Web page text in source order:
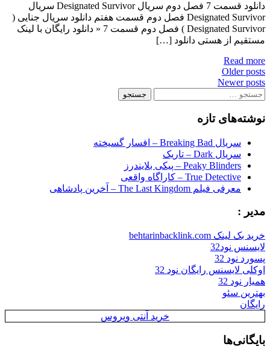
دانلود قسمت 7 فصل دوم سریال Designated Survivor سریال
Designated Survivor فصل دوم قسمت هفتم دانلود سریال جنایی (
Designated Survivor ) فصل دوم قسمت 7 « دانلود رایگان با لینک
مستقیم از هستی دانلود […]
Read more
Posts
navigation
Older posts
Newer posts
جستجو
نوشته‌های تازه
سریال Breaking Bad – افسار گسیخته
سریال Dark – تاریک
Peaky Blinders – پیکی بلایندرز
True Detective – کاراگاه واقعی
معرفی فیلم The Last Kingdom – آخرین پادشاهی
مدیر :
خرید بک لینک behtarinbacklink.com
لایسنس نود32
پسورد نود 32
اوکلی لایسنس رایگان نود 32
همیار نود 32
بهترین سئو
رایگان
خرید آنتی ویروس
بایگانی‌ها